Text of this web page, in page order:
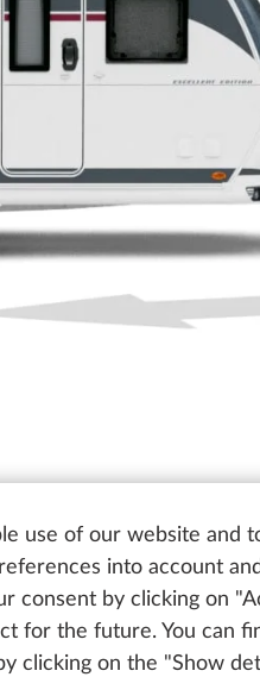
use of our website and
into account
consent by clicking on
for the future. You can
clicking on the "Show